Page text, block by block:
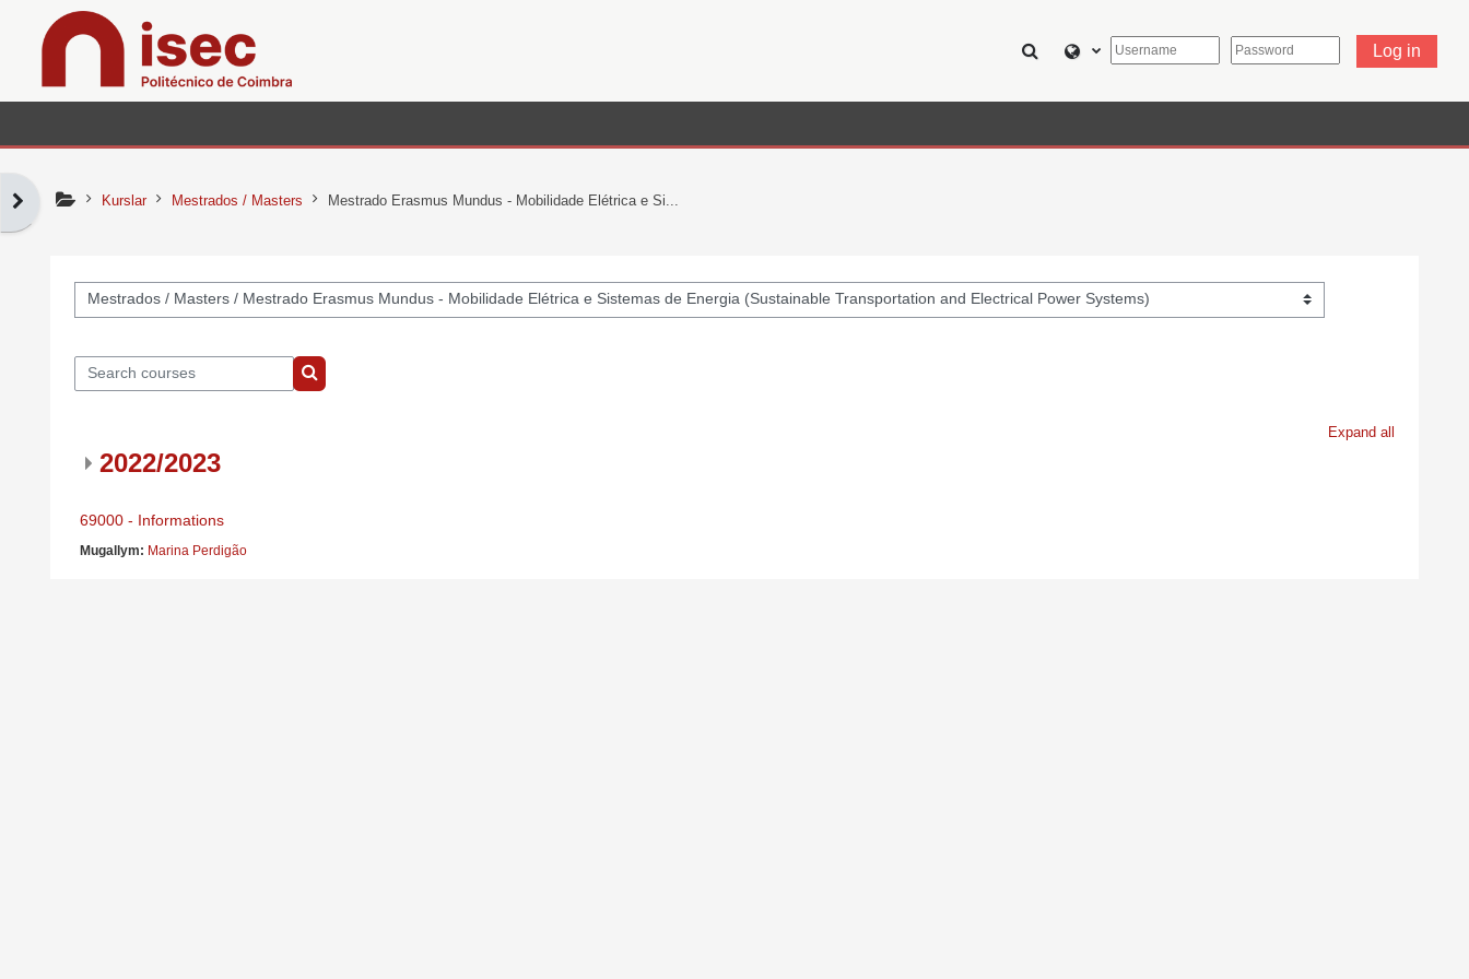
Esasy paylaşyma geçin
Open block drawer
Toggle search input Log in
Kurslar Mestrados / Masters Mestrado Erasmus Mundus - Mobilidade Elétrica e Si...
Kurs bölümleri
Search courses
Search courses
Expand all
2022/2023
69000 - Informations
Mugallym: Marina Perdigão